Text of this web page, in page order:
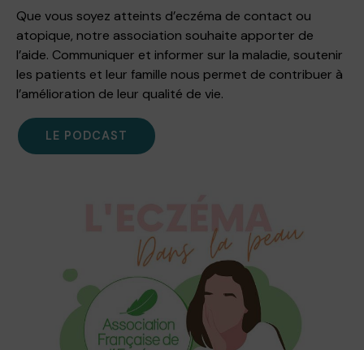
Que vous soyez atteints d’eczéma de contact ou
atopique, notre association souhaite apporter de
l’aide. Communiquer et informer sur la maladie, soutenir
les patients et leur famille nous permet de contribuer à
l’amélioration de leur qualité de vie.
LE PODCAST